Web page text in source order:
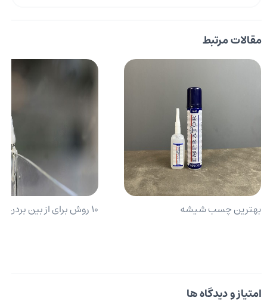
مقالات مرتبط
بهترین چسب شیشه 10 روش برای از بین بردن چسب 123
امتیاز و دیدگاه ها